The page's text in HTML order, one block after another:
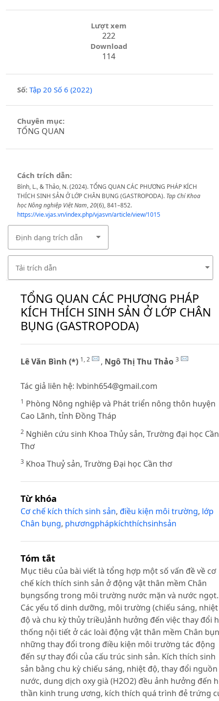
Lượt xem
222
Download
114
Số: Tập 20 Số 6 (2022)
Chuyên mục:
TỔNG QUAN
Cách trích dẫn:
Bình, L., & Thảo, N. (2024). TỔNG QUAN CÁC PHƯƠNG PHÁP KÍCH
THÍCH SINH SẢN Ở LỚP CHÂN BỤNG (GASTROPODA). Tạp Chí Khoa
học Nông nghiệp Việt Nam,20(6), 841–852.
https://vie.vjas.vn/index.php/vjasvn/article/view/1015
Định dạng trích dẫn
Tải trích dẫn
TỔNG QUAN CÁC PHƯƠNG PHÁP
KÍCH THÍCH SINH SẢN Ở LỚP CHÂN
BỤNG (GASTROPODA)
Lê Văn Bình (*) 1, 2 , Ngô Thị Thu Thảo 3
Tác giả liên hệ: lvbinh654@gmail.com
1 Phòng Nông nghiệp và Phát triển nông thôn huyện
Cao Lãnh, tỉnh Đồng Tháp
2 Nghiên cứu sinh Khoa Thủy sản, Trường đại học Cần
Thơ
3 Khoa Thuỷ sản, Trường Đại học Cần thơ
Từ khóa
Cơ chế kích thích sinh sản, điều kiện môi trường, lớp
Chân bụng, phươngphápkíchthíchsinhsản
Tóm tắt
Mục tiêu của bài viết là tổng hợp một số vấn đề về cơ
chế kích thích sinh sản ở động vật thân mềm Chân
bụngsống trong môi trường nước mặn và nước ngọt.
Các yếu tố dinh dưỡng, môi trường (chiếu sáng, nhiệt
độ và chu kỳ thủy triều)ảnh hưởng đến việc thay đổi
thống nội tiết ở các loài động vật thân mềm Chân
những thay đổi trong điều kiện môi trường tác động
đến sự thay đổi của cấu trúc sinh sản. Kích thích sinh
sản bằng chu kỳ chiếu sáng, nhiệt độ, thay đổi nguồn
nước, dung dịch oxy già (H2O2) đều ảnh hưởng đến
thần kinh trung ương, kích thích quá trình đẻ trứng